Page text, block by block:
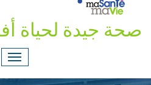
صحة جيدة لحياة